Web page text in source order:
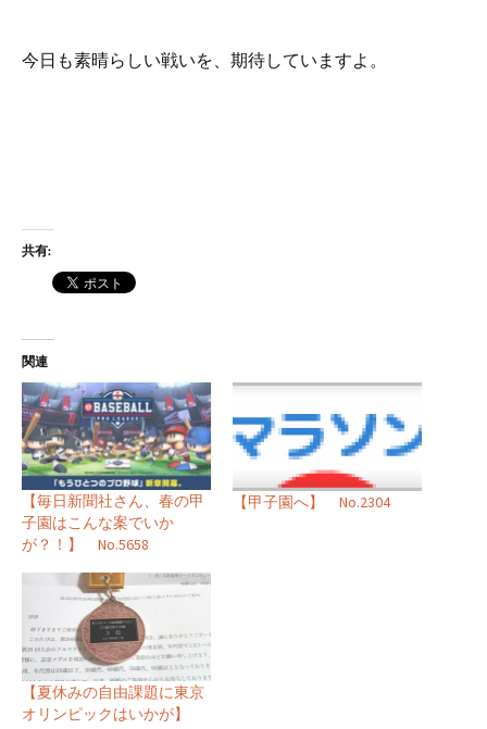
今日も素晴らしい戦いを、期待していますよ。
共有:
関連
【毎日新聞社さん、春の甲
子園はこんな案でいか
が？！】 No.5658
【甲子園へ】 No.2304
【夏休みの自由課題に東京
オリンピックはいかが】